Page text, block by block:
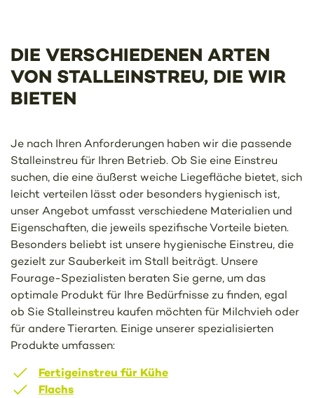
DIE VERSCHIEDENEN ARTEN
VON STALLEINSTREU, DIE WIR
BIETEN
Je nach Ihren Anforderungen haben wir die passende
Stalleinstreu für Ihren Betrieb. Ob Sie eine Einstreu
suchen, die eine äußerst weiche Liegefläche bietet, sich
leicht verteilen lässt oder besonders hygienisch ist,
unser Angebot umfasst verschiedene Materialien und
Eigenschaften, die jeweils spezifische Vorteile bieten.
Besonders beliebt ist unsere hygienische Einstreu, die
gezielt zur Sauberkeit im Stall beiträgt. Unsere
Fourage-Spezialisten beraten Sie gerne, um das
optimale Produkt für Ihre Bedürfnisse zu finden, egal
ob Sie Stalleinstreu kaufen möchten für Milchvieh oder
für andere Tierarten. Einige unserer spezialisierten
Produkte umfassen:
Fertigeinstreu für Kühe
Flachs